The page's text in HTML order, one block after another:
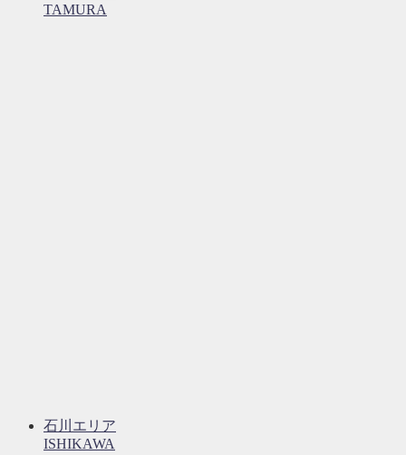
TAMURA
石川エリア
ISHIKAWA